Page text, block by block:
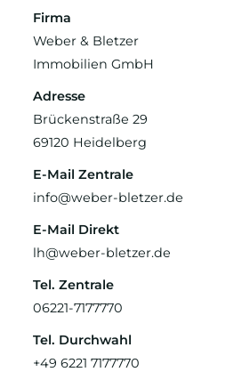
Firma
Weber & Bletzer
Immobilien GmbH
Adresse
Brückenstraße 29
69120 Heidelberg
E-Mail Zentrale
info@weber-bletzer.de
E-Mail Direkt
lh@weber-bletzer.de
Tel. Zentrale
06221-7177770
Tel. Durchwahl
+49 6221 7177770